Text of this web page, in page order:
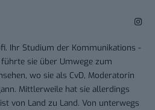
Ihr Studium der Kommunikations -
sie über Umwege zum
wo sie als CvD, Moderatorin
Mittlerweile hat sie allerdings
von Land zu Land. Von unterwegs